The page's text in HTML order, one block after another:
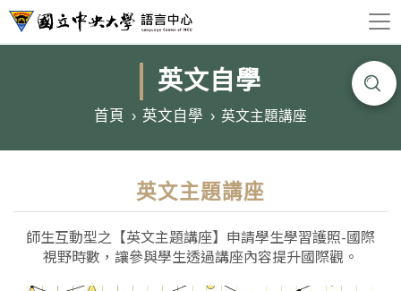
英文自學
首頁 英文自學 英文主題講座
英文主題講座
師生互動型之【英文主題講座】申請學生學習護照-國際
視野時數，讓參與學生透過講座內容提升國際觀。